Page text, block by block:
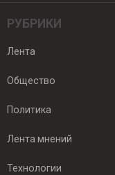
РУБРИКИ
Лента
Общество
Политика
Лента мнений
Технологии